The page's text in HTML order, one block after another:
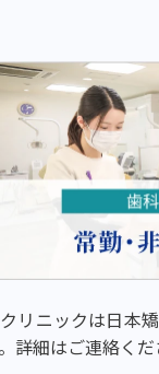
リニックは日本
詳細はご連絡くだ